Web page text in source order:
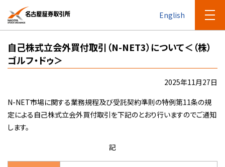
English
自己株式立会外買付取引（N-NET3）について＜（株）
ゴルフ・ドゥ＞
2025年11月27日
N-NET市場に関する業務規程及び受託契約準則の特例第11条の規
定による自己株式立会外買付取引を下記のとおり行いますのでご通知
します。
記